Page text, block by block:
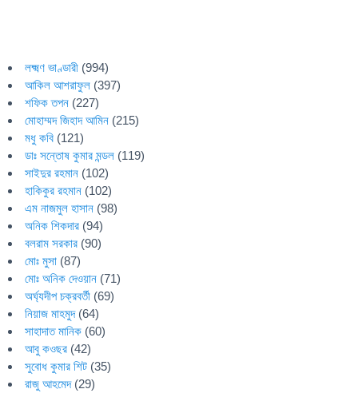
লক্ষ্মণ ভাণ্ডারী (994)
আকিল আশরাফুল (397)
শফিক তপন (227)
মোহাম্মদ জিহাদ আমিন (215)
মধু কবি (121)
ডাঃ সন্তোষ কুমার মন্ডল (119)
সাইদুর রহমান (102)
হাকিকুর রহমান (102)
এম নাজমুল হাসান (98)
অনিক শিকদার (94)
বলরাম সরকার (90)
মোঃ মুসা (87)
মোঃ অনিক দেওয়ান (71)
অর্ঘ্যদীপ চক্রবর্তী (69)
নিয়াজ মাহমুদ(64)
সাহাদাত মানিক (60)
আবু কওছর (42)
সুবোধ কুমার শিট (35)
রাজু আহমেদ(29)